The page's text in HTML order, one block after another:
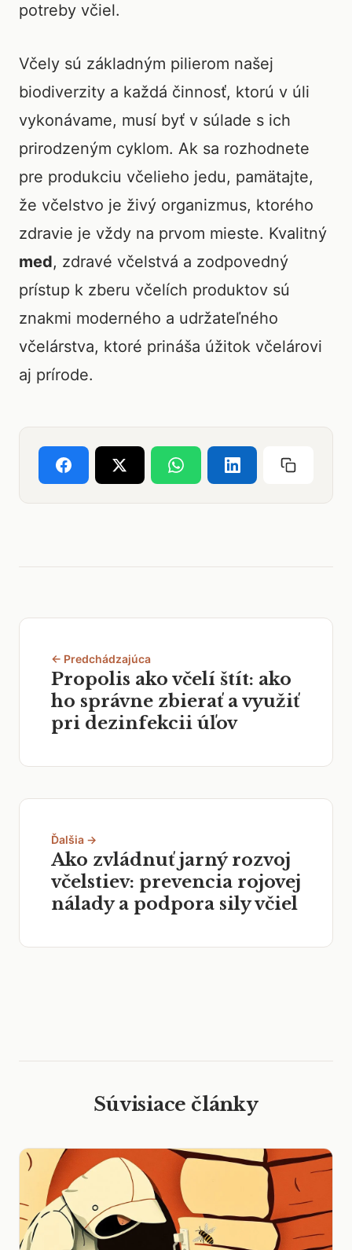
potreby včiel.
Včely sú základným pilierom našej
biodiverzity a každá činnosť, ktorú v úli
vykonávame, musí byť v súlade s ich
prirodzeným cyklom. Ak sa rozhodnete
pre produkciu včelieho jedu, pamätajte,
že včelstvo je živý organizmus, ktorého
zdravie je vždy na prvom mieste. Kvalitný
med, zdravé včelstvá a zodpovedný
prístup k zberu včelích produktov sú
znakmi moderného a udržateľného
včelárstva, ktoré prináša úžitok včelárovi
aj prírode.
← Predchádzajúca
Propolis ako včelí štít: ako
ho správne zbierať a využiť
pri dezinfekcii úľov
Ďalšia →
Ako zvládnuť jarný rozvoj
včelstiev: prevencia rojovej
nálady a podpora sily včiel
Súvisiace články